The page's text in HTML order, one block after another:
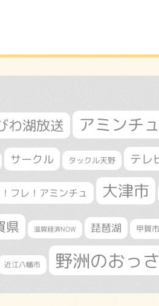
わ湖放送 アミンチュ
サークル タックル天野 テレ
フレ！アミンチュ 大津市
県 滋賀経済NOW 琵琶湖 甲賀市
近江八幡市 野洲のおっ